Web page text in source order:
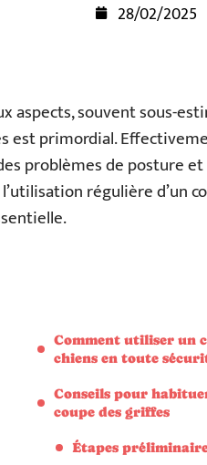
28/02/2025
aspects, souvent sous-
est primordial.
problèmes de posture
régulière d’un
Comment utiliser un
chiens en toute
Conseils pour
coupe des griffes
Étapes